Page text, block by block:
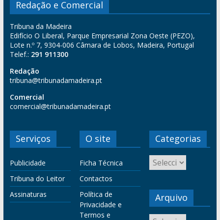
Redação e Comercial
Tribuna da Madeira
Edifício O Liberal, Parque Empresarial Zona Oeste (PEZO),
Lote n.º 7, 9304-006 Câmara de Lobos, Madeira, Portugal
Telef.: 291 911300
Redação
tribuna@tribunadamadeira.pt
Comercial
comercial@tribunadamadeira.pt
Serviços
Publicidade
Tribuna do Leitor
Assinaturas
O site
Ficha Técnica
Contactos
Política de
Privacidade e
Termos e
Categorias
Arquivo